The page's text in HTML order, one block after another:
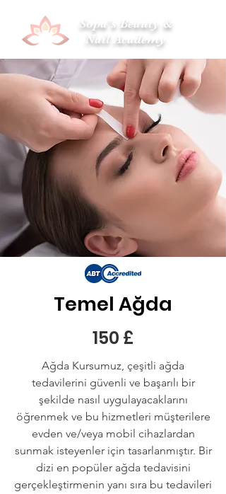
Sopa's Beauty &
Nail Academy
Temel Ağda
150 £
Ağda Kursumuz, çeşitli ağda
tedavilerini güvenli ve başarılı bir
şekilde nasıl uygulayacaklarını
öğrenmek ve bu hizmetleri müşterilere
evden ve/veya mobil cihazlardan
sunmak isteyenler için tasarlanmıştır. Bir
dizi en popüler ağda tedavisini
gerçekleştirmenin yanı sıra bu tedavileri